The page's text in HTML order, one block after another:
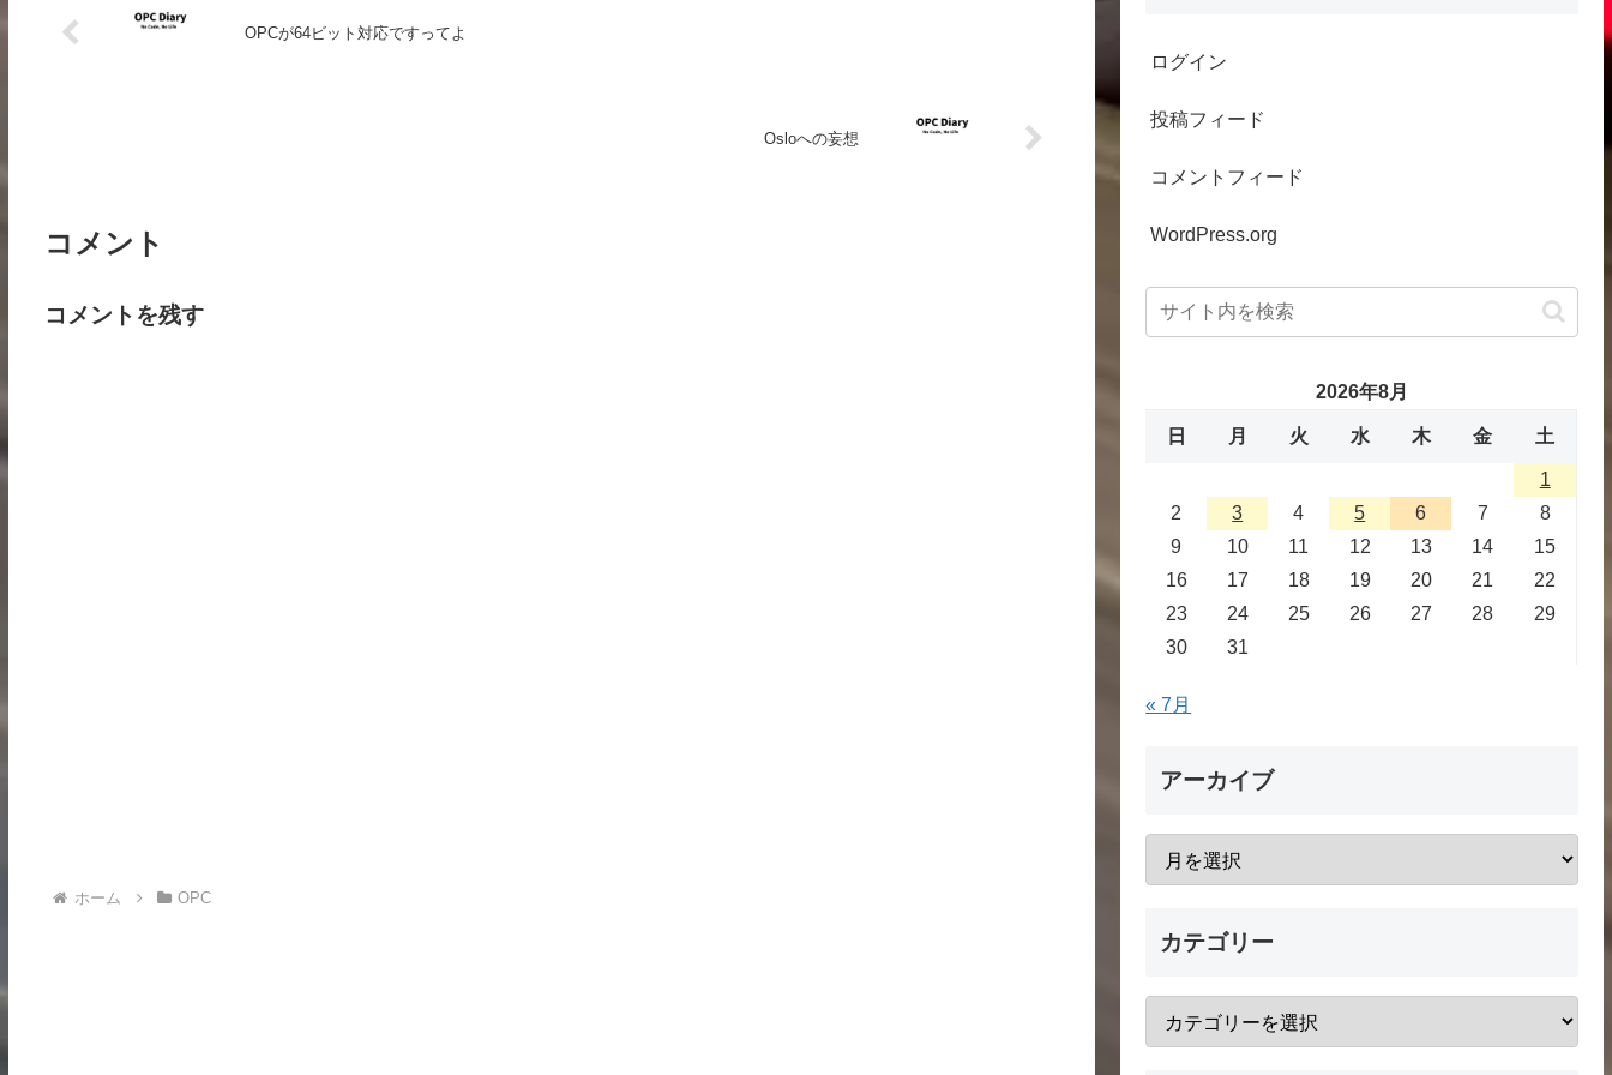
OPCが64ビット対応ですってよ
Osloへの妄想
コメント
コメントを残す
ホーム OPC
ログイン
投稿フィード
コメントフィード
WordPress.org
2026年8月
日 月 火 水 木 金 土
1
2
3 4 5 6 7
8
9
10 11 12 13 14
15
16
17 18 19 20 21
22
23
24 25 26 27 28
29
30
31
« 7月
アーカイブ
カテゴリー